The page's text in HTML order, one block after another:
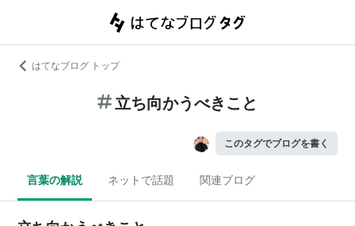
はてなブログ トップ
立ち向かうべきこと
このタグでブログを書く
言葉の解説 ネットで話題 関連ブログ